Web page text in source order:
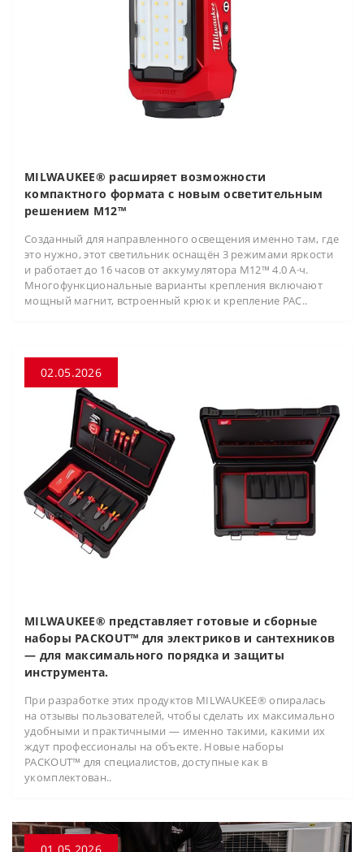
MILWAUKEE® расширяет возможности
компактного формата с новым осветительным
решением M12™
Созданный для направленного освещения именно там, где
это нужно, этот светильник оснащён 3 режимами яркости
и работает до 16 часов от аккумулятора M12™ 4.0 А·ч.
Многофункциональные варианты крепления включают
мощный магнит, встроенный крюк и крепление PAC..
02.05.2026
MILWAUKEE® представляет готовые и сборные
наборы PACKOUT™ для электриков и сантехников
— для максимального порядка и защиты
инструмента.
При разработке этих продуктов MILWAUKEE® опиралась
на отзывы пользователей, чтобы сделать их максимально
удобными и практичными — именно такими, какими их
ждут профессионалы на объекте. Новые наборы
PACKOUT™ для специалистов, доступные как в
укомплектован..